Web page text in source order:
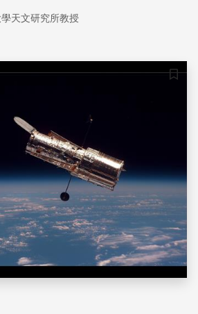
天文研究所教授
儲存